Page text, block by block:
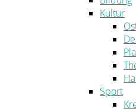
Kultur
Sport